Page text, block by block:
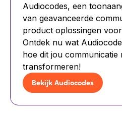
Audiocodes, een
van geavanceerde
product oplossingen
Ontdek nu wat
hoe dit jou communicatie
transformeren!
Bekijk Audiocodes